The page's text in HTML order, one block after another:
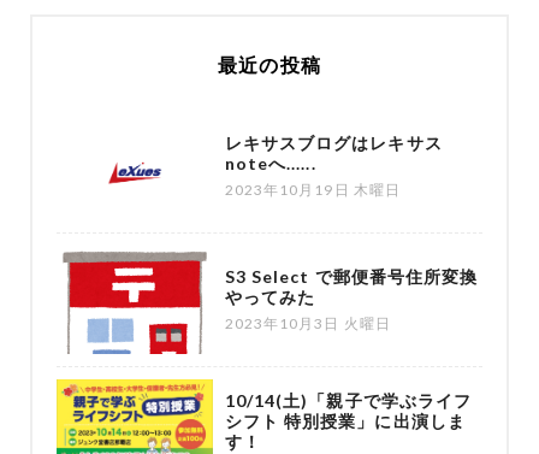
最近の投稿
レキサスブログはレキサス
noteへ......
2023年10月19日 木曜日
S3 Select で郵便番号住所変換
やってみた
2023年10月3日 火曜日
10/14(土)「親子で学ぶライフ
シフト 特別授業」に出演しま
す！